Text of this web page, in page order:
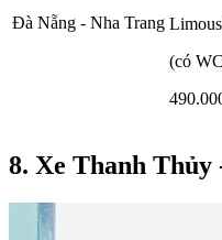
Đà Nẵng - Nha Trang
(có
8. Xe Thanh